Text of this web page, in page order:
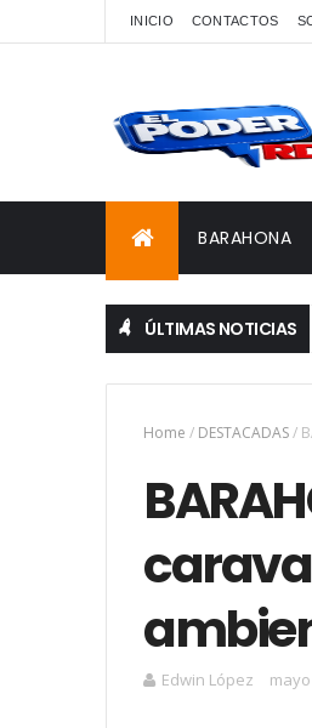
INICIO CONTACTOS
BARAHONA
ÚLTIMAS NOTICIAS
Home / DESTACADAS/
Edwin López